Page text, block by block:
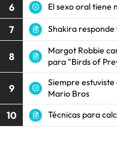
6 El sexo oral tiene
7 Shakira
8
Margot Robbie
para "Birds of
9
Siempre
Mario Bros
10 Técnicas para